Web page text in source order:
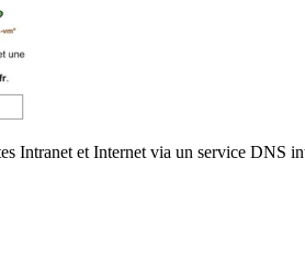
Intranet et Internet via un service DNS